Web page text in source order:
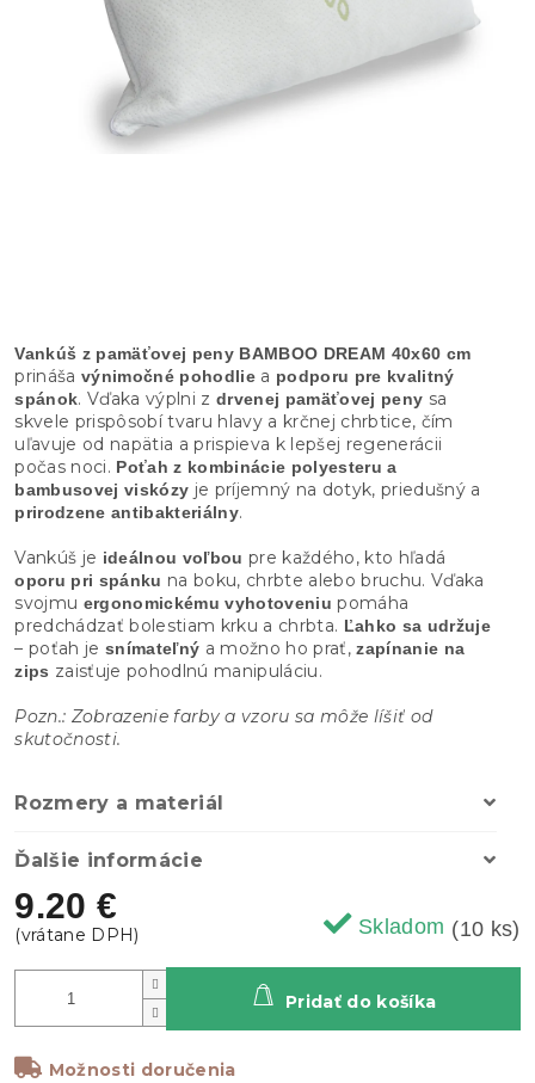
9.20 €
Skladom (10 ks)
Možnosti doručenia
Pridať do košíka
Vankúš z pamäťovej peny BAMBOO DREAM 40x60 cm
prináša výnimočné pohodliea podporu pre kvalitný
spánok. Vďaka výplni z drvenej pamäťovej peny sa
skvele prispôsobí tvaru hlavy a krčnej chrbtice, čím
uľavuje od napätia a prispieva k lepšej regenerácii
počas noci. Poťah z kombinácie polyesteru a
bambusovej viskózy je príjemný na dotyk, priedušný a
prirodzene antibakteriálny.
Vankúš je ideálnou voľbou pre každého, kto hľadá
oporu pri spánku na boku, chrbte alebo bruchu. Vďaka
svojmu ergonomickému vyhotoveniu pomáha
predchádzať bolestiam krku a chrbta. Ľahko sa udržuje
– poťah je snímateľný a možno ho prať,zapínanie na
zips zaisťuje pohodlnú manipuláciu.
Pozn.: Zobrazenie farby a vzoru sa môže líšiť od
skutočnosti.
Rozmery a materiál
Ďalšie informácie